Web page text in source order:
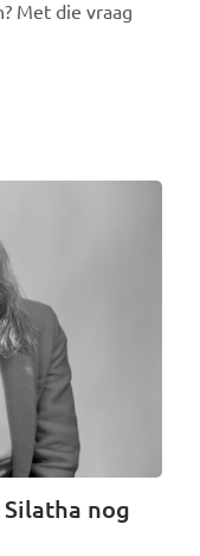
Met die vraag
nog